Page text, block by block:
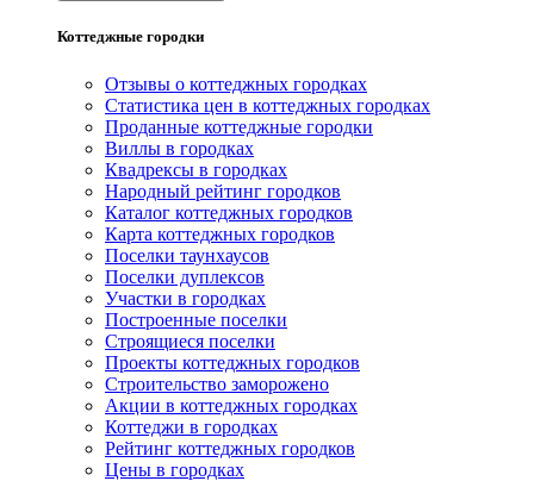
Коттеджные городки
Отзывы о коттеджных городках
Статистика цен в коттеджных городках
Проданные коттеджные городки
Виллы в городках
Квадрексы в городках
Народный рейтинг городков
Каталог коттеджных городков
Карта коттеджных городков
Поселки таунхаусов
Поселки дуплексов
Участки в городках
Построенные поселки
Строящиеся поселки
Проекты коттеджных городков
Строительство заморожено
Акции в коттеджных городках
Коттеджи в городках
Рейтинг коттеджных городков
Цены в городках